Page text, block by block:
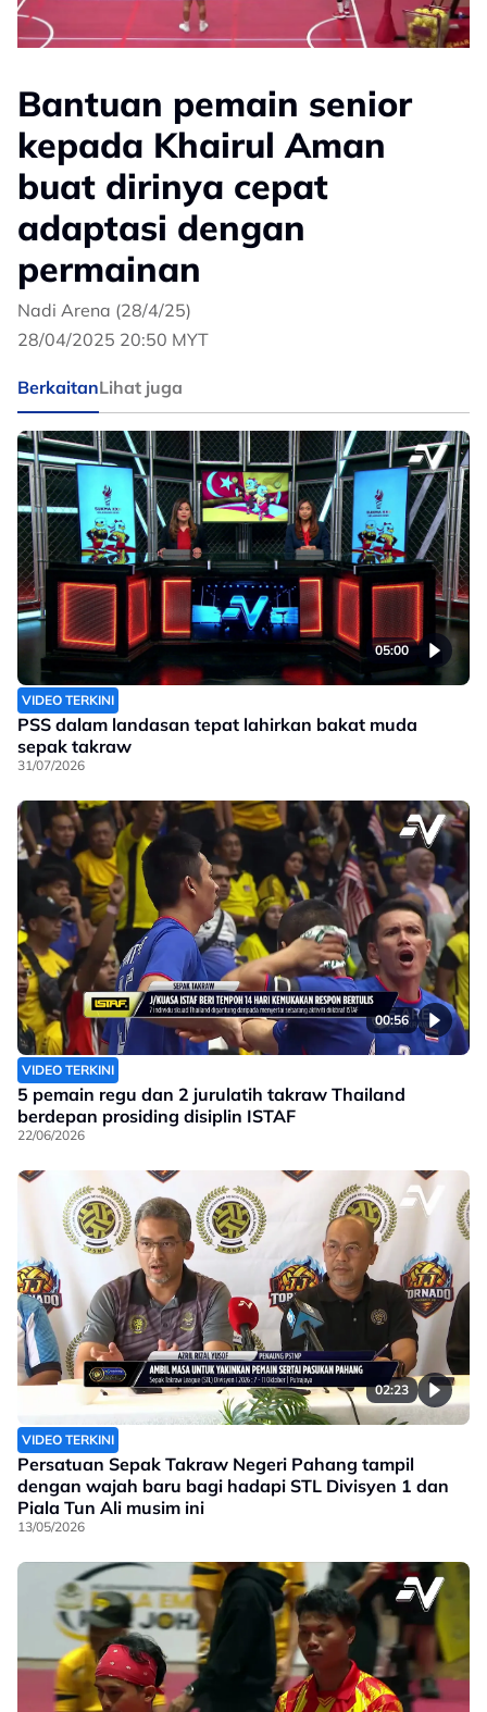
Bantuan pemain senior
kepada Khairul Aman
buat dirinya cepat
adaptasi dengan
permainan
Nadi Arena (28/4/25)
28/04/2025 20:50 MYT
BerkaitanLihat juga
05:00
VIDEO TERKINI
PSS dalam landasan tepat lahirkan bakat muda
sepak takraw
31/07/2026
00:56
VIDEO TERKINI
5 pemain regu dan 2 jurulatih takraw Thailand
berdepan prosiding disiplin ISTAF
22/06/2026
02:23
VIDEO TERKINI
Persatuan Sepak Takraw Negeri Pahang tampil
dengan wajah baru bagi hadapi STL Divisyen 1 dan
Piala Tun Ali musim ini
13/05/2026